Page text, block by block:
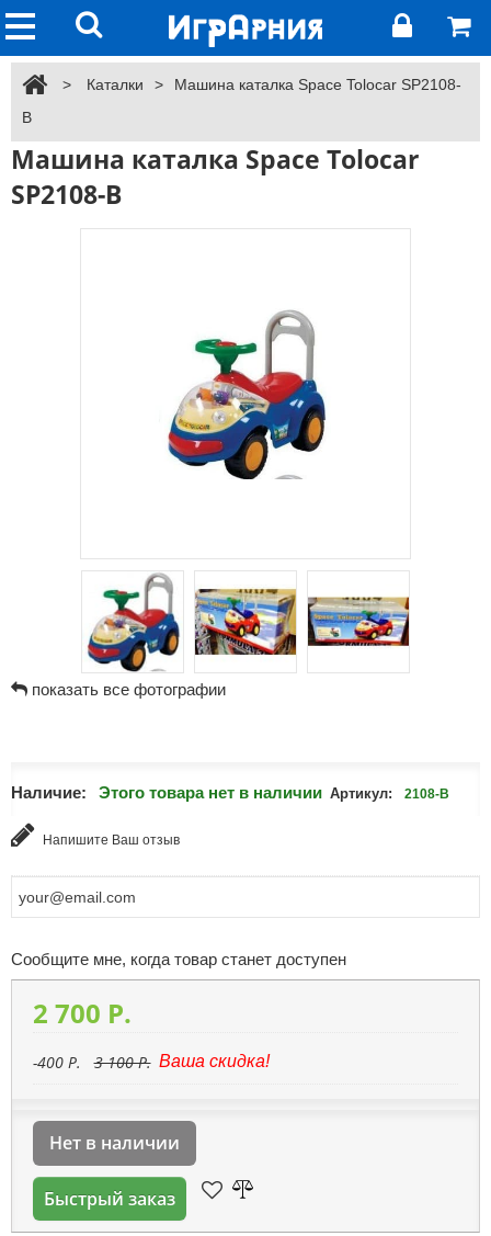
> Каталки >
Машина каталка Space Tolocar SP2108-
B
Машина каталка Space Tolocar
SP2108-B
показать все фотографии
Наличие: Этого товара нет в наличии Артикул: 2108-B
Напишите Ваш отзыв
Сообщите мне, когда товар станет доступен
2 700 P.
-400 P. 3 100 P. Ваша скидка!
Нет в наличии
Быстрый заказ